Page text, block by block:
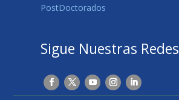
PostDoctorados
Sigue Nuestras Redes